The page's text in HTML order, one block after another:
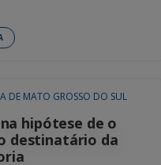
DE MATO GROSSO DO SUL
hipótese de o
destinatário da